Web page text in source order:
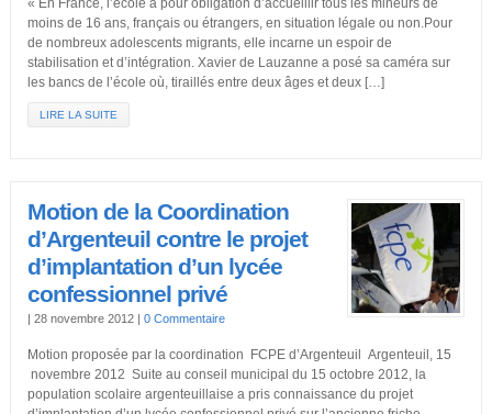
« En France, l’école a pour obligation d’accueillir tous les mineurs de
moins de 16 ans, français ou étrangers, en situation légale ou non.Pour
de nombreux adolescents migrants, elle incarne un espoir de
stabilisation et d’intégration. Xavier de Lauzanne a posé sa caméra sur
les bancs de l’école où, tiraillés entre deux âges et deux […]
LIRE LA SUITE
Motion de la Coordination
d’Argenteuil contre le projet
d’implantation d’un lycée
confessionnel privé
| 28 novembre 2012 | 0 Commentaire
Motion proposée par la coordination FCPE d’Argenteuil Argenteuil, 15
novembre 2012 Suite au conseil municipal du 15 octobre 2012, la
population scolaire argenteuillaise a pris connaissance du projet